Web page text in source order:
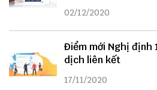
02/12/2020
Điểm mới Nghị định
dịch liên kết
17/11/2020